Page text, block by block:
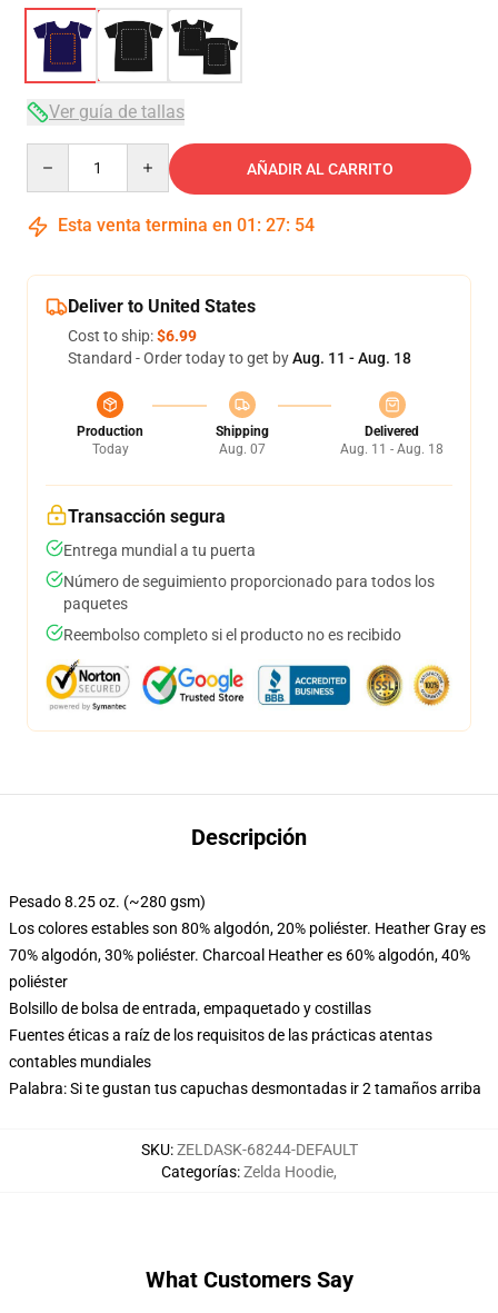
Ver guía de tallas
AÑADIR AL CARRITO
Esta venta termina en 01 : 27: 54
Deliver to United States
Cost to ship:$6.99
Standard - Order today to get byAug. 11 - Aug. 18
Production
Today
Shipping
Aug. 07
Delivered
Aug. 11 - Aug. 18
Transacción segura
Entrega mundial a tu puerta
Número de seguimiento proporcionado para todos los
paquetes
Reembolso completo si el producto no es recibido
Descripción
Pesado 8.25 oz. (~280 gsm)
Los colores estables son 80% algodón, 20% poliéster. Heather Gray es
70% algodón, 30% poliéster. Charcoal Heather es 60% algodón, 40%
poliéster
Bolsillo de bolsa de entrada, empaquetado y costillas
Fuentes éticas a raíz de los requisitos de las prácticas atentas
contables mundiales
Palabra: Si te gustan tus capuchas desmontadas ir 2 tamaños arriba
SKU:ZELDASK-68244-DEFAULT
Categorías:Zelda Hoodie,
What Customers Say